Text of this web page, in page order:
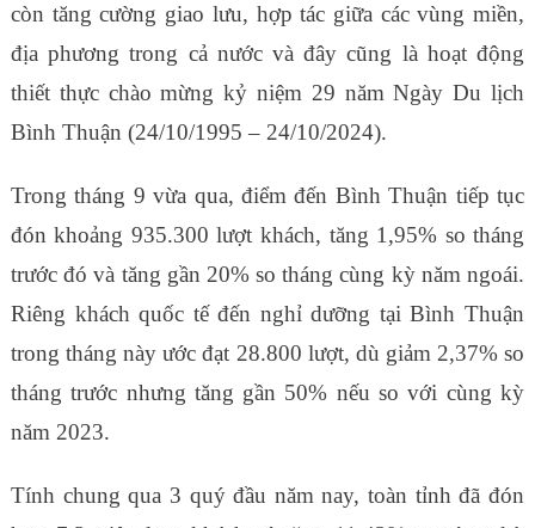
còn tăng cường giao lưu, hợp tác giữa các vùng miền,
địa phương trong cả nước và đây cũng là hoạt động
thiết thực chào mừng kỷ niệm 29 năm Ngày Du lịch
Bình Thuận (24/10/1995 – 24/10/2024).
Trong tháng 9 vừa qua, điểm đến Bình Thuận tiếp tục
đón khoảng 935.300 lượt khách, tăng 1,95% so tháng
trước đó và tăng gần 20% so tháng cùng kỳ năm ngoái.
Riêng khách quốc tế đến nghỉ dưỡng tại Bình Thuận
trong tháng này ước đạt 28.800 lượt, dù giảm 2,37% so
tháng trước nhưng tăng gần 50% nếu so với cùng kỳ
năm 2023.
Tính chung qua 3 quý đầu năm nay, toàn tỉnh đã đón